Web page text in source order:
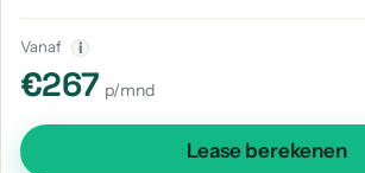
Vanaf i
€267 p/mnd
Lease berekenen